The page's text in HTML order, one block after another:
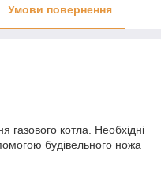
Умови повернення
газового котла. Необхідні
будівельного ножа